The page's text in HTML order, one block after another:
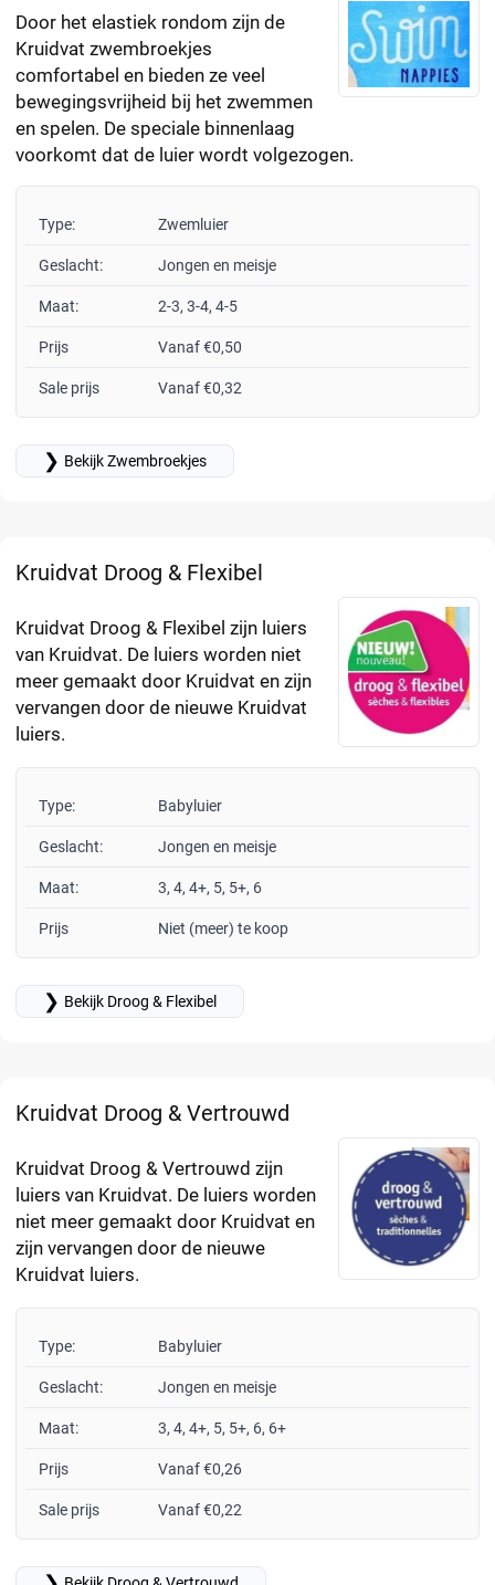
Door het elastiek rondom zijn de
Kruidvat zwembroekjes
comfortabel en bieden ze veel
bewegingsvrijheid bij het zwemmen
en spelen. De speciale binnenlaag
voorkomt dat de luier wordt volgezogen.
Type: Zwemluier
Geslacht: Jongen en meisje
Maat: 2-3, 3-4, 4-5
Prijs Vanaf €0,50
Sale prijs Vanaf €0,32
❯ Bekijk Zwembroekjes
Kruidvat Droog & Flexibel
Kruidvat Droog & Flexibel zijn luiers
van Kruidvat. De luiers worden niet
meer gemaakt door Kruidvat en zijn
vervangen door de nieuwe Kruidvat
luiers.
Type: Babyluier
Geslacht: Jongen en meisje
Maat: 3, 4, 4+, 5, 5+, 6
Prijs Niet (meer) te koop
❯ Bekijk Droog & Flexibel
Kruidvat Droog & Vertrouwd
Kruidvat Droog & Vertrouwd zijn
luiers van Kruidvat. De luiers worden
niet meer gemaakt door Kruidvat en
zijn vervangen door de nieuwe
Kruidvat luiers.
Type: Babyluier
Geslacht: Jongen en meisje
Maat: 3, 4, 4+, 5, 5+, 6, 6+
Prijs Vanaf €0,26
Sale prijs Vanaf €0,22